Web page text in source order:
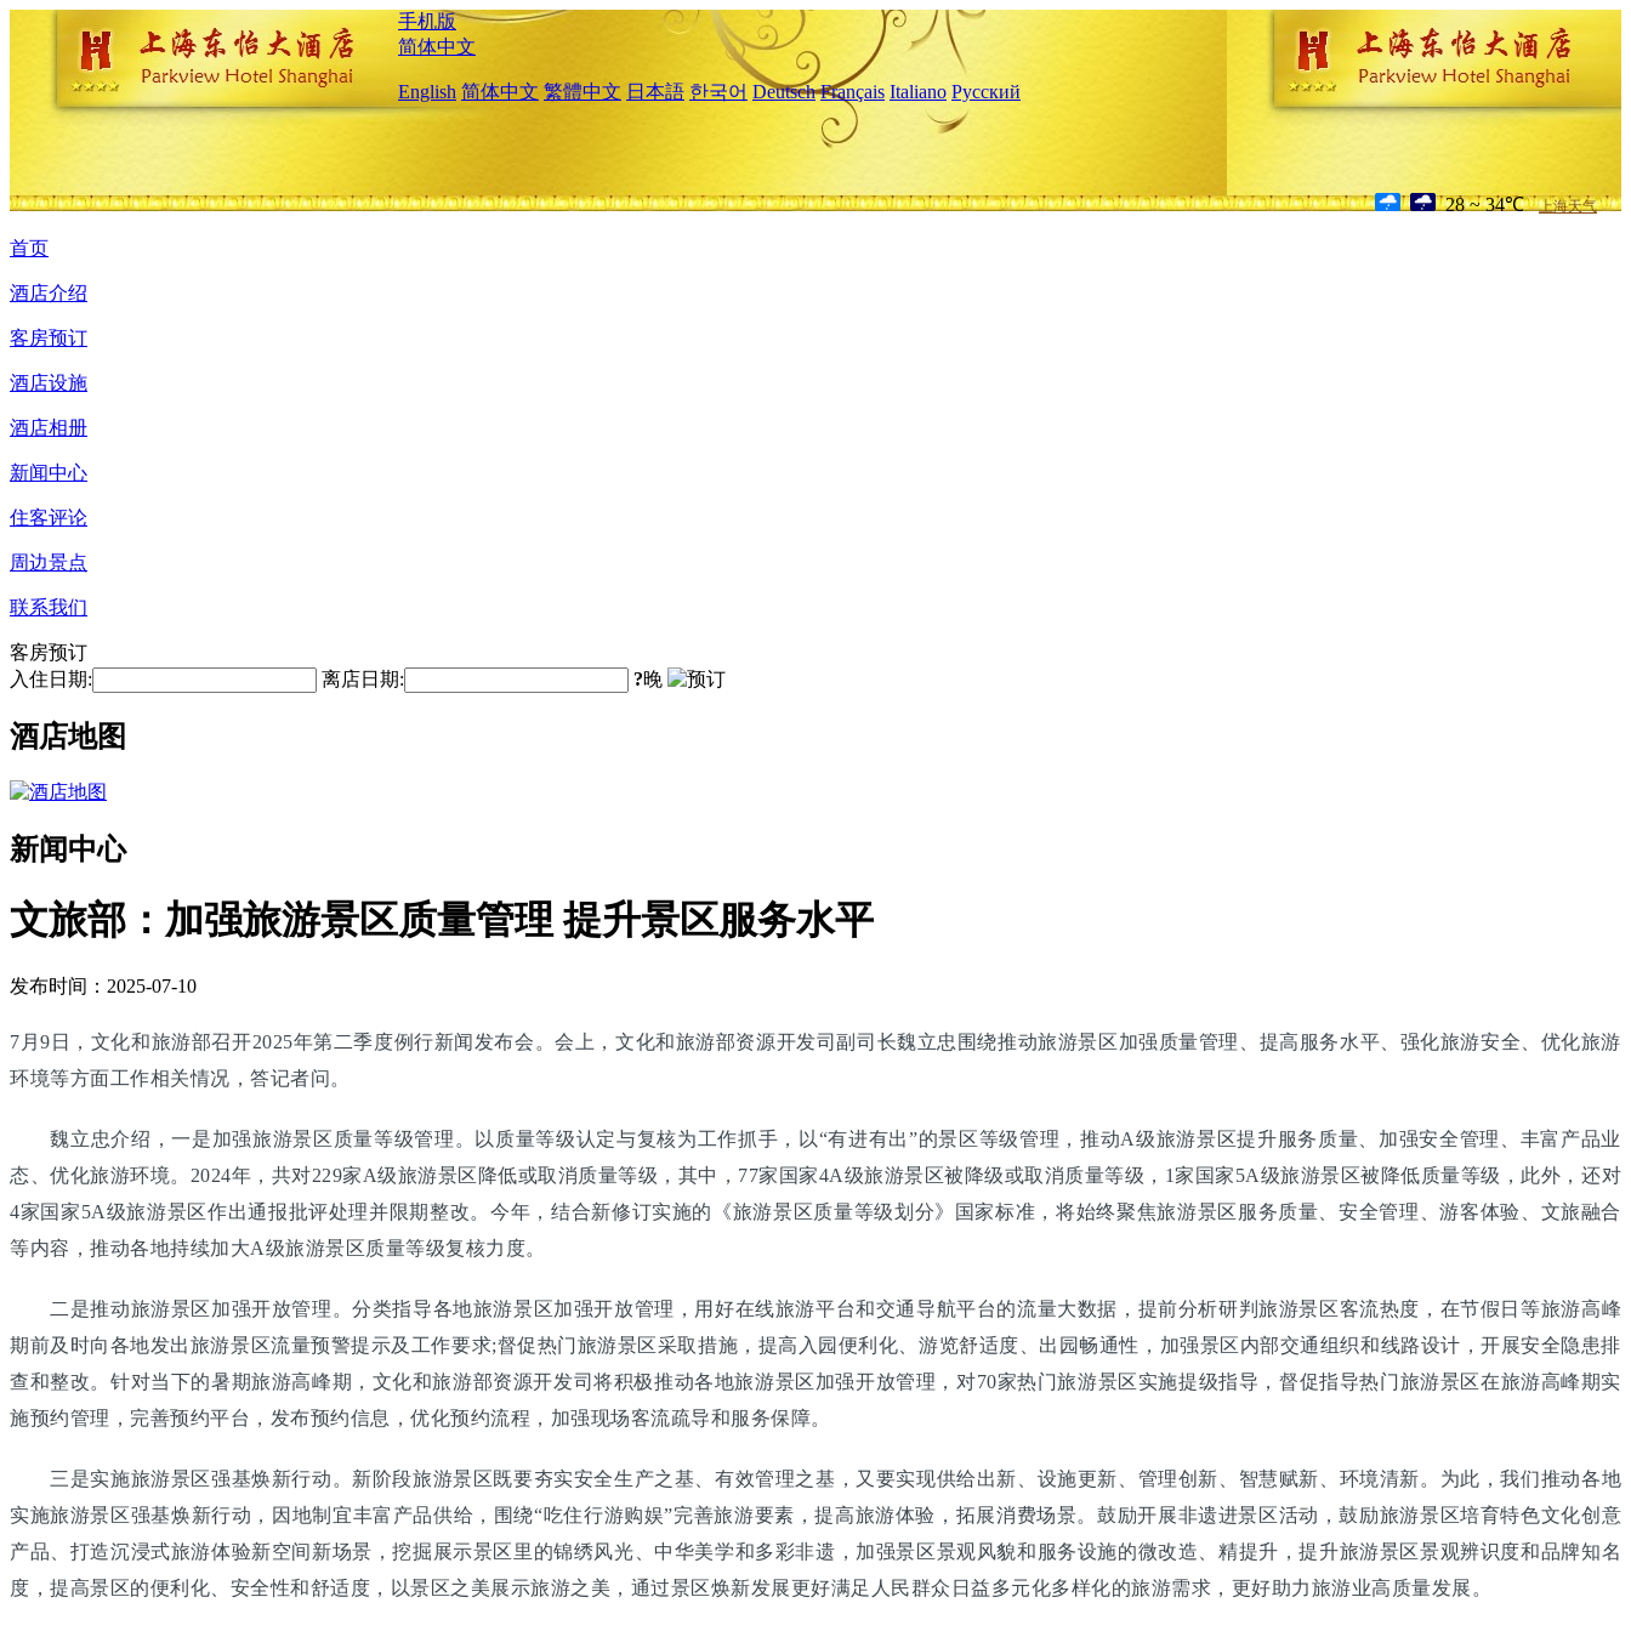
手机版
简体中文
English 简体中文 繁體中文 日本語 한국어 Deutsch Français Italiano Русский
28 ~ 34℃ 上海天气
首页
酒店介绍
客房预订
酒店设施
酒店相册
新闻中心
住客评论
周边景点
联系我们
客房预订
入住日期:
离店日期: ?晚
酒店地图
新闻中心
文旅部：加强旅游景区质量管理 提升景区服务水平
发布时间：2025-07-10
7月9日，文化和旅游部召开2025年第二季度例行新闻发布会。会上，文化和旅游部资源开发司副司长魏立忠围绕推动旅游景区加强质量管理、提高服务水平、强化旅游安全、优化旅游
环境等方面工作相关情况，答记者问。
魏立忠介绍，一是加强旅游景区质量等级管理。以质量等级认定与复核为工作抓手，以“有进有出”的景区等级管理，推动A级旅游景区提升服务质量、加强安全管理、丰富产品业
态、优化旅游环境。2024年，共对229家A级旅游景区降低或取消质量等级，其中，77家国家4A级旅游景区被降级或取消质量等级，1家国家5A级旅游景区被降低质量等级，此外，还对
4家国家5A级旅游景区作出通报批评处理并限期整改。今年，结合新修订实施的《旅游景区质量等级划分》国家标准，将始终聚焦旅游景区服务质量、安全管理、游客体验、文旅融合
等内容，推动各地持续加大A级旅游景区质量等级复核力度。
二是推动旅游景区加强开放管理。分类指导各地旅游景区加强开放管理，用好在线旅游平台和交通导航平台的流量大数据，提前分析研判旅游景区客流热度，在节假日等旅游高峰
期前及时向各地发出旅游景区流量预警提示及工作要求;督促热门旅游景区采取措施，提高入园便利化、游览舒适度、出园畅通性，加强景区内部交通组织和线路设计，开展安全隐患排
查和整改。针对当下的暑期旅游高峰期，文化和旅游部资源开发司将积极推动各地旅游景区加强开放管理，对70家热门旅游景区实施提级指导，督促指导热门旅游景区在旅游高峰期实
施预约管理，完善预约平台，发布预约信息，优化预约流程，加强现场客流疏导和服务保障。
三是实施旅游景区强基焕新行动。新阶段旅游景区既要夯实安全生产之基、有效管理之基，又要实现供给出新、设施更新、管理创新、智慧赋新、环境清新。为此，我们推动各地
实施旅游景区强基焕新行动，因地制宜丰富产品供给，围绕“吃住行游购娱”完善旅游要素，提高旅游体验，拓展消费场景。鼓励开展非遗进景区活动，鼓励旅游景区培育特色文化创意
产品、打造沉浸式旅游体验新空间新场景，挖掘展示景区里的锦绣风光、中华美学和多彩非遗，加强景区景观风貌和服务设施的微改造、精提升，提升旅游景区景观辨识度和品牌知名
度，提高景区的便利化、安全性和舒适度，以景区之美展示旅游之美，通过景区焕新发展更好满足人民群众日益多元化多样化的旅游需求，更好助力旅游业高质量发展。